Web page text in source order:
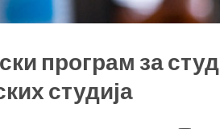
програм за
студија